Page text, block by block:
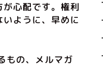
心配です。権利
ように、早めに
もの、メルマガ